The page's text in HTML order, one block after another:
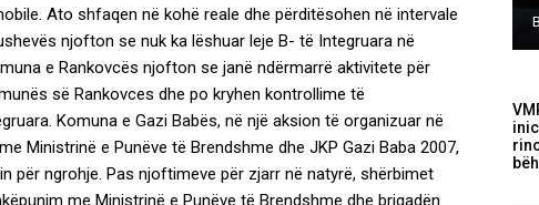
Ato shfaqen në kohë reale dhe përditësohen në intervale
njofton se nuk ka lëshuar leje B- të Integruara në
e Rankovcës njofton se janë ndërmarrë aktivitete për
së Rankovces dhe po kryhen kontrollime të
Komuna e Gazi Babës, në një aksion të organizuar në
Ministrinë e Punëve të Brendshme dhe JKP Gazi Baba 2007,
për ngrohje. Pas njoftimeve për zjarr në natyrë, shërbimet
me Ministrinë e Punëve të Brendshme dhe brigadën